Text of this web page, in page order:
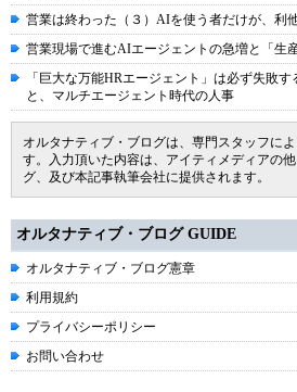
営業は終わった（３）AIを使う者だけが、利
営業現場で進むAIエージェントの急増と「生
「巨大な万能HRエージェント」は必ず失敗す
と、マルチエージェント時代の人事
オルタナティブ・ブログは、専門スタッフに
す。入力頂いた内容は、アイティメディアの
グ、及び本記事執筆会社に提供されます。
オルタナティブ・ブログ GUIDE
オルタナティブ・ブログ憲章
利用規約
プライバシーポリシー
お問い合わせ